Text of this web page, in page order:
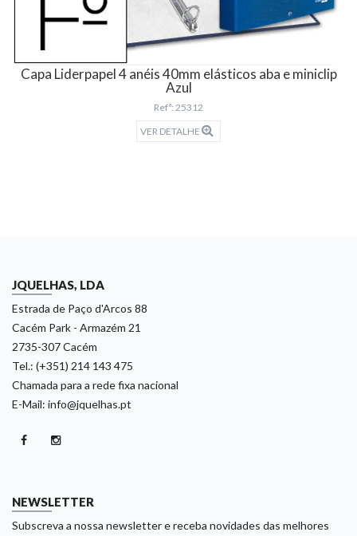
Capa Liderpapel 4 anéis 40mm elásticos aba e miniclip
Azul
Refª: 25312
VER DETALHE
JQUELHAS, LDA
Estrada de Paço d'Arcos 88
Cacém Park - Armazém 21
2735-307 Cacém
Tel.: (+351) 214 143 475
Chamada para a rede fixa nacional
E-Mail: info@jquelhas.pt
NEWSLETTER
Subscreva a nossa newsletter e receba novidades das melhores